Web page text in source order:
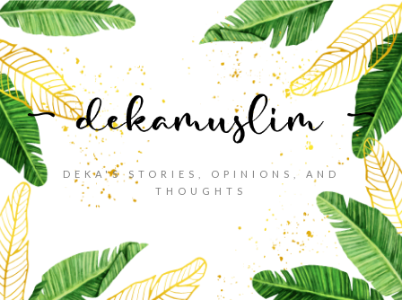
DEKA'S STORIES, OPINIONS, AND
THOUGHTS